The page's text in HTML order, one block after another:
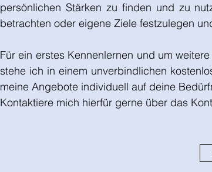
persönlichen Stärken zu finden und zu
betrachten oder eigene Ziele festzulegen
Für ein erstes Kennenlernen und um
stehe ich in einem unverbindlichen
meine Angebote individuell auf deine
Kontaktiere mich hierfür gerne über das